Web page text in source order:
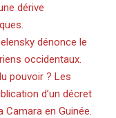
dérive
dénonce le
occidentaux.
pouvoir ? Les
d’un décret
en Guinée.